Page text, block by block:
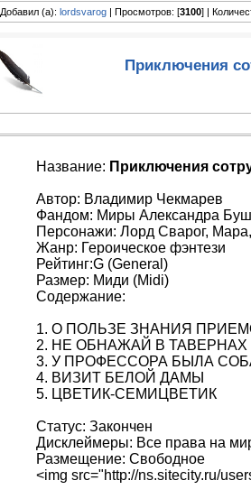
Добавил (а): lordsvarog | Просмотров: [3100] |
Приключения
Название: Приключения
Автор: Владимир Чекмарев
Фандом: Миры Александра
Персонажи: Лорд Сварог,
Жанр: Героическое фэнтези
Рейтинг:G (General)
Размер: Миди (Midi)
Содержание:
1. О ПОЛЬЗЕ ЗНАНИЯ
2. НЕ ОБНАЖАЙ В ТАВЕРНАХ
3. У ПРОФЕССОРА БЫЛА
4. ВИЗИТ БЕЛОЙ ДАМЫ
5. ЦВЕТИК-СЕМИЦВЕТИК
Статус: Закончен
Дисклеймеры: Все права на
Размещение: Свободное
<img src="http://ns.sitecity.ru/